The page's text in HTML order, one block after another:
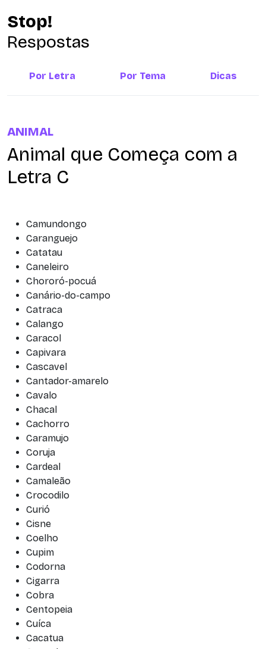
Stop!
Respostas
Por Letra Por Tema Dicas
ANIMAL
Animal que Começa com a
Letra C
Camundongo
Caranguejo
Catatau
Caneleiro
Chororó-pocuá
Canário-do-campo
Catraca
Calango
Caracol
Capivara
Cascavel
Cantador-amarelo
Cavalo
Chacal
Cachorro
Caramujo
Coruja
Cardeal
Camaleão
Crocodilo
Curió
Cisne
Coelho
Cupim
Codorna
Cigarra
Cobra
Centopeia
Cuíca
Cacatua